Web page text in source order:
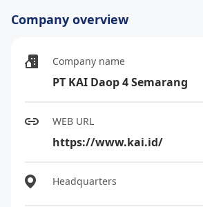
Company overview
Company name
PT KAI Daop 4 Semarang
WEB URL
https://www.kai.id/
Headquarters